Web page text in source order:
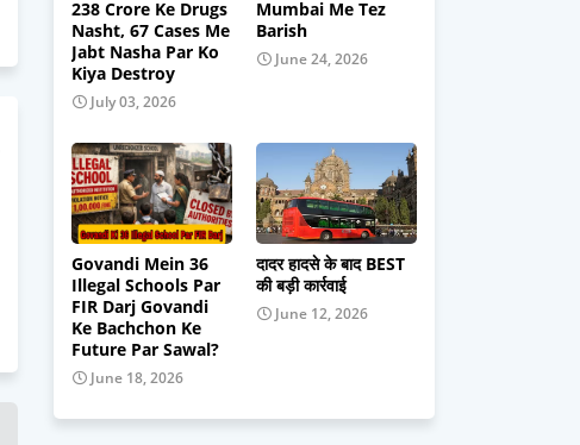
238 Crore Ke Drugs
Nasht, 67 Cases Me
Jabt Nasha Par Ko
Kiya Destroy
July 03, 2026
Mumbai Me Tez
Barish
June 24, 2026
Govandi Mein 36
Illegal Schools Par
FIR Darj Govandi
Ke Bachchon Ke
Future Par Sawal?
June 18, 2026
दादर हादसे के बाद BEST
की बड़ी कार्रवाई
June 12, 2026